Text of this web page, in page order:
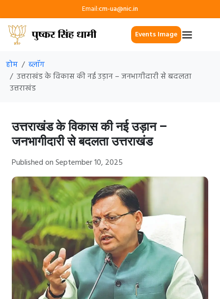
Email:cm-ua@nic.in
Events Image
होम
ब्लॉग
उत्तराखंड के विकास की नई उड़ान – जनभागीदारी से बदलता
उत्तराखंड
उत्तराखंड के विकास की नई उड़ान –
जनभागीदारी से बदलता उत्तराखंड
Published on September 10, 2025